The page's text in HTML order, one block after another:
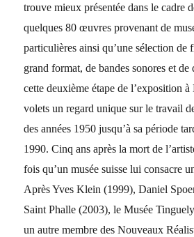
trouve mieux présentée dans le cadre
quelques 80 œuvres provenant de
particulières ainsi qu’une sélection de
grand format, de bandes sonores et de
cette deuxième étape de l’exposition
volets un regard unique sur le travail
des années 1950 jusqu’à sa période
1990. Cinq ans après la mort de
fois qu’un musée suisse lui consacre
Après Yves Klein (1999), Daniel
Saint Phalle (2003), le Musée
un autre membre des Nouveaux